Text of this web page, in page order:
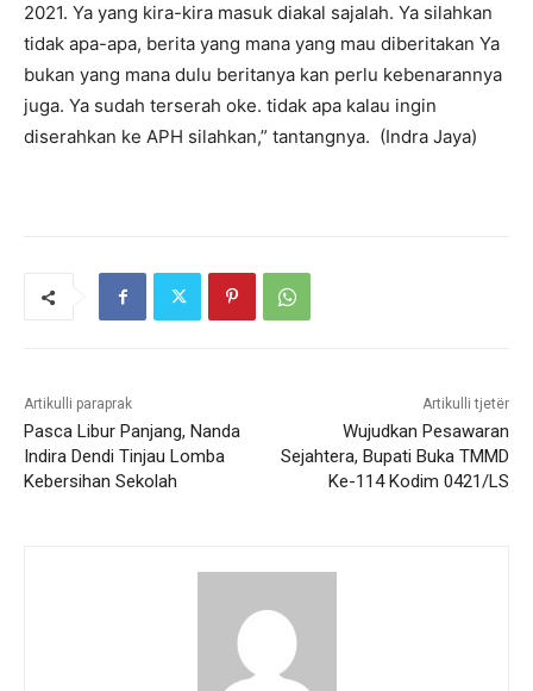
2021. Ya yang kira-kira masuk diakal sajalah. Ya silahkan
tidak apa-apa, berita yang mana yang mau diberitakan Ya
bukan yang mana dulu beritanya kan perlu kebenarannya
juga. Ya sudah terserah oke. tidak apa kalau ingin
diserahkan ke APH silahkan,” tantangnya. (Indra Jaya)
Artikulli paraprak
Pasca Libur Panjang, Nanda
Indira Dendi Tinjau Lomba
Kebersihan Sekolah
Artikulli tjetër
Wujudkan Pesawaran
Sejahtera, Bupati Buka TMMD
Ke-114 Kodim 0421/LS